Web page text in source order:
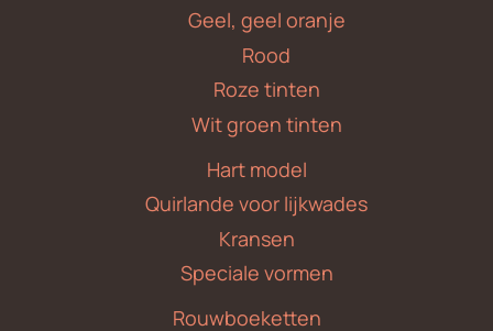
Geel, geel oranje
Rood
Roze tinten
Wit groen tinten
Hart model
Quirlande voor lijkwades
Kransen
Speciale vormen
Rouwboeketten